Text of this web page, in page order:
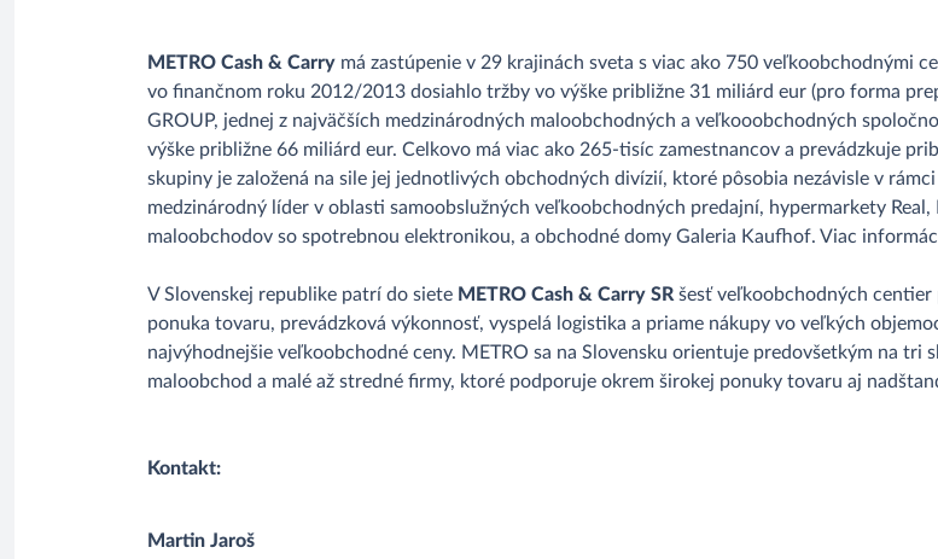
METRO Cash & Carry má zastúpenie v 29 krajinách sveta s viac ako 750 veľkoobchodnými
vo finančnom roku 2012/2013 dosiahlo tržby vo výške približne 31 miliárd eur (pro forma
GROUP, jednej z najväčších medzinárodných maloobchodných a veľkooobchodných
výške približne 66 miliárd eur. Celkovo má viac ako 265-tisíc zamestnancov a prevádzkuje
skupiny je založená na sile jej jednotlivých obchodných divízií, ktoré pôsobia nezávisle v
medzinárodný líder v oblasti samoobslužných veľkoobchodných predajní, hypermarkety
maloobchodov so spotrebnou elektronikou, a obchodné domy Galeria Kaufhof. Viac
V Slovenskej republike patrí do siete METRO Cash & Carry SR šesť veľkoobchodných centier
ponuka tovaru, prevádzková výkonnosť, vyspelá logistika a priame nákupy vo veľkých
najvýhodnejšie veľkoobchodné ceny. METRO sa na Slovensku orientuje predovšetkým na tri
maloobchod a malé až stredné firmy, ktoré podporuje okrem širokej ponuky tovaru aj
Kontakt:
Martin Jaroš